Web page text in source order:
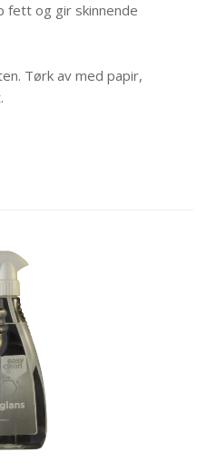
fett og gir skinnende
Tørk av med papir,